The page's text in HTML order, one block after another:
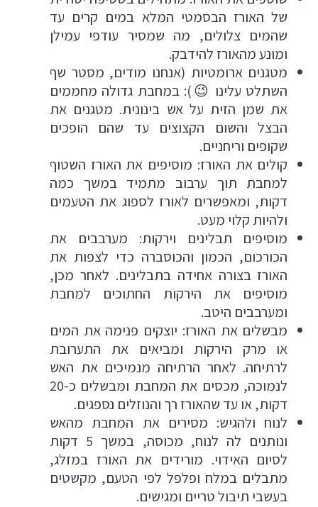
של האורז הבסמטי המלא במים קרים עד
שהמים צלולים, מה שמסיר עודפי עמילן
ומונע מהאורז להידבק.
מטגנים ארומטיות (אנחנו מודים, מסטר שף
השתלט עלינו 😉): במחבת גדולה מחממים
את שמן הזית על אש בינונית. מטגנים את
הבצל והשום הקצוצים עד שהם הופכים
שקופים וריחניים.
קולים את האורז: מוסיפים את האורז השטוף
למחבת תוך ערבוב מתמיד במשך כמה
דקות, ומאפשרים לאורז לספוג את הטעמים
ולהיות קלוי מעט.
מוסיפים תבלינים וירקות: מערבבים את
הכורכום, הכמון והכוסברה כדי לצפות את
האורז בצורה אחידה בתבלינים. לאחר מכן,
מוסיפים את הירקות החתוכים למחבת
ומערבבים היטב.
מבשלים את האורז: יוצקים פנימה את המים
או מרק הירקות ומביאים את התערובת
לרתיחה. לאחר הרתיחה מנמיכים את האש
לנמוכה, מכסים את המחבת ומבשלים כ-20
דקות, או עד שהאורז רך והנוזלים נספגים.
לנוח ולהגיש: מסירים את המחבת מהאש
ונותנים לה לנוח, מכוסה, במשך 5 דקות
לסיום האידוי. מורידים את האורז במזלג,
מתבלים במלח ופלפל לפי הטעם, מקשטים
בעשבי תיבול טריים ומגישים.